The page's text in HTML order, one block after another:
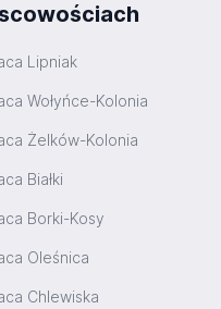
Lipniak
Wołyńce-Kolonia
Żelków-Kolonia
Białki
Borki-Kosy
Oleśnica
Chlewiska